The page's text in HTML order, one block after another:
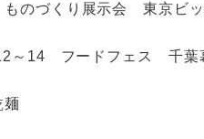
のづくり展示会 東京ビッ
～14 フードフェス 千葉
麺